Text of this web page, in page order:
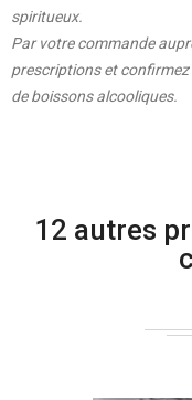
spiritueux.
Par votre commande
prescriptions et
de boissons alcooliques.
12 autres